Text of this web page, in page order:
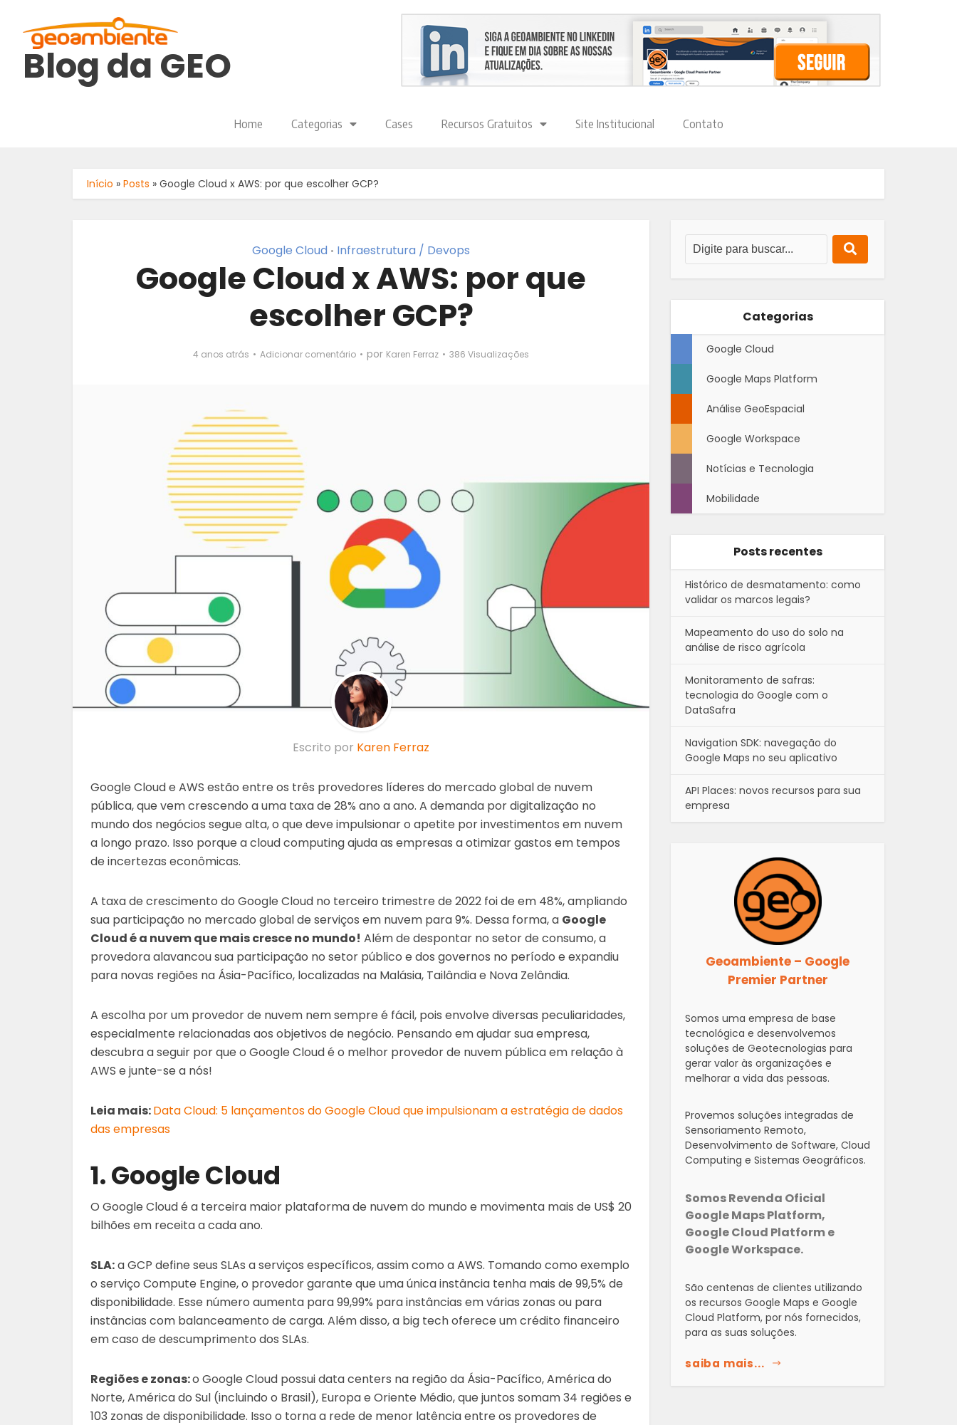
Blog da GEO
Home Categorias Cases Recursos Gratuitos Site Institucional Contato
Início » Posts » Google Cloud x AWS: por que escolher GCP?
Google Cloud • Infraestrutura / Devops
Google Cloud x AWS: por que
escolher GCP?
4 anos atrás Adicionar comentário por Karen Ferraz 386 Visualizações
Escrito por Karen Ferraz
Google Cloud e AWS estão entre os três provedores líderes do mercado global de nuvem
pública, que vem crescendo a uma taxa de 28% ano a ano. A demanda por digitalização no
mundo dos negócios segue alta, o que deve impulsionar o apetite por investimentos em nuvem
a longo prazo. Isso porque a cloud computing ajuda as empresas a otimizar gastos em tempos
de incertezas econômicas.
A taxa de crescimento do Google Cloud no terceiro trimestre de 2022 foi de em 48%, ampliando
sua participação no mercado global de serviços em nuvem para 9%. Dessa forma, a Google
Cloud é a nuvem que mais cresce no mundo! Além de despontar no setor de consumo, a
provedora alavancou sua participação no setor público e dos governos no período e expandiu
para novas regiões na Ásia-Pacífico, localizadas na Malásia, Tailândia e Nova Zelândia.
A escolha por um provedor de nuvem nem sempre é fácil, pois envolve diversas peculiaridades,
especialmente relacionadas aos objetivos de negócio. Pensando em ajudar sua empresa,
descubra a seguir por que o Google Cloud é o melhor provedor de nuvem pública em relação à
AWS e junte-se a nós!
Leia mais:Data Cloud: 5 lançamentos do Google Cloud que impulsionam a estratégia de dados
das empresas
1. Google Cloud
O Google Cloud é a terceira maior plataforma de nuvem do mundo e movimenta mais de US$ 20
bilhões em receita a cada ano.
SLA:a GCP define seus SLAs a serviços específicos, assim como a AWS. Tomando como exemplo
o serviço Compute Engine, o provedor garante que uma única instância tenha mais de 99,5% de
disponibilidade. Esse número aumenta para 99,99% para instâncias em várias zonas ou para
instâncias com balanceamento de carga. Além disso, a big tech oferece um crédito financeiro
em caso de descumprimento dos SLAs.
Regiões e zonas:o Google Cloud possui data centers na região da Ásia-Pacífico, América do
Norte, América do Sul (incluindo o Brasil), Europa e Oriente Médio, que juntos somam 34 regiões e
103 zonas de disponibilidade. Isso o torna a rede de menor latência entre os provedores de
Categorias
Google Cloud
Google Maps Platform
Análise GeoEspacial
Google Workspace
Notícias e Tecnologia
Mobilidade
Posts recentes
Histórico de desmatamento: como
validar os marcos legais?
Mapeamento do uso do solo na
análise de risco agrícola
Monitoramento de safras:
tecnologia do Google com o
DataSafra
Navigation SDK: navegação do
Google Maps no seu aplicativo
API Places: novos recursos para sua
empresa
Geoambiente – Google
Premier Partner
Somos uma empresa de base
tecnológica e desenvolvemos
soluções de Geotecnologias para
gerar valor às organizações e
melhorar a vida das pessoas.
Provemos soluções integradas de
Sensoriamento Remoto,
Desenvolvimento de Software, Cloud
Computing e Sistemas Geográficos.
Somos Revenda Oficial
Google Maps Platform,
Google Cloud Platform e
Google Workspace.
São centenas de clientes utilizando
os recursos Google Maps e Google
Cloud Platform, por nós fornecidos,
para as suas soluções.
saiba mais...